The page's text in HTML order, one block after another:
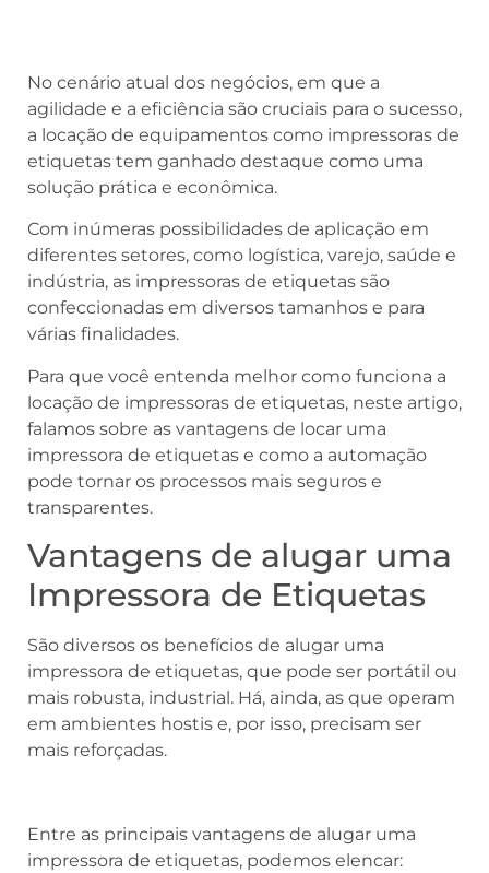
No cenário atual dos negócios, em que a
agilidade e a eficiência são cruciais para o sucesso,
a locação de equipamentos como impressoras de
etiquetas tem ganhado destaque como uma
solução prática e econômica.
Com inúmeras possibilidades de aplicação em
diferentes setores, como logística, varejo, saúde e
indústria, as impressoras de etiquetas são
confeccionadas em diversos tamanhos e para
várias finalidades.
Para que você entenda melhor como funciona a
locação de impressoras de etiquetas, neste artigo,
falamos sobre as vantagens de locar uma
impressora de etiquetas e como a automação
pode tornar os processos mais seguros e
transparentes.
Vantagens de alugar uma
Impressora de Etiquetas
São diversos os benefícios de alugar uma
impressora de etiquetas, que pode ser portátil ou
mais robusta, industrial. Há, ainda, as que operam
em ambientes hostis e, por isso, precisam ser
mais reforçadas.
Entre as principais vantagens de alugar uma
impressora de etiquetas, podemos elencar: